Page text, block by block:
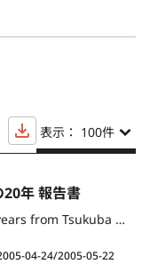
表示： 100件
年 報告書
85／05：The Photography beyond 20 years from Tsukuba Museum of Photography 1985
04-24/2005-05-22